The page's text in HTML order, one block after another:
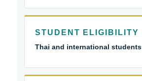
STUDENT ELIGIBILITY
Thai and international students